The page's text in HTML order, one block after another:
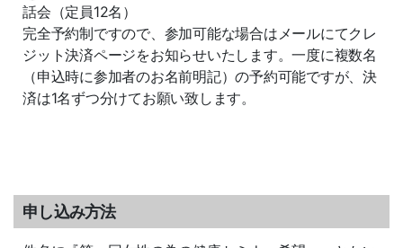
話会（定員12名）
完全予約制ですので、参加可能な場合はメールにてクレ
ジット決済ページをお知らせいたします。一度に複数名
（申込時に参加者のお名前明記）の予約可能ですが、決
済は1名ずつ分けてお願い致します。
申し込み方法